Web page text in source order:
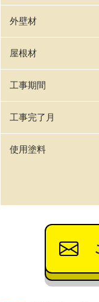
外壁材
屋根材
工事期間
工事完了月
使用塗料